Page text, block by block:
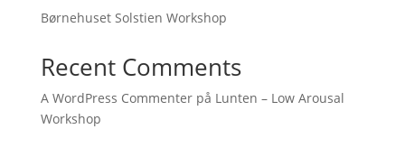
Børnehuset Solstien Workshop
Recent Comments
A WordPress Commenterpå Lunten – Low Arousal
Workshop